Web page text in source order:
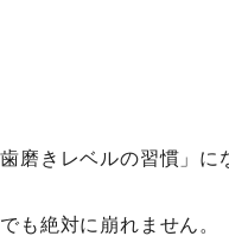
磨きレベルの習慣」に
も絶対に崩れません。